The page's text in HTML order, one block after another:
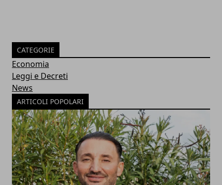
CATEGORIE
Economia
Leggi e Decreti
News
ARTICOLI POPOLARI